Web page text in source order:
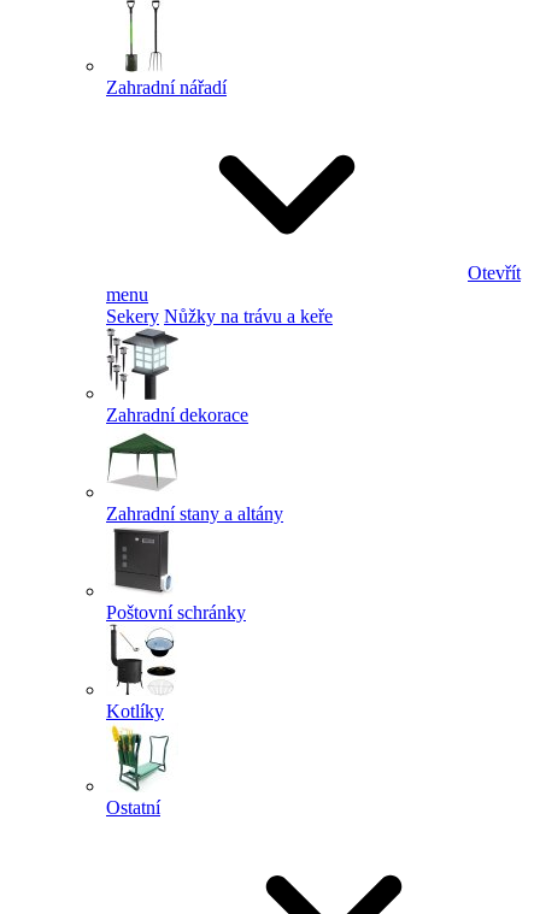
Zahradní nářadí
Otevřít
menu
Sekery Nůžky na trávu a keře
Zahradní dekorace
Zahradní stany a altány
Poštovní schránky
Kotlíky
Ostatní